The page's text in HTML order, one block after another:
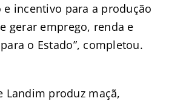
incentivo para a produção
gerar emprego, renda e
o Estado”, completou.
Landim produz maçã,